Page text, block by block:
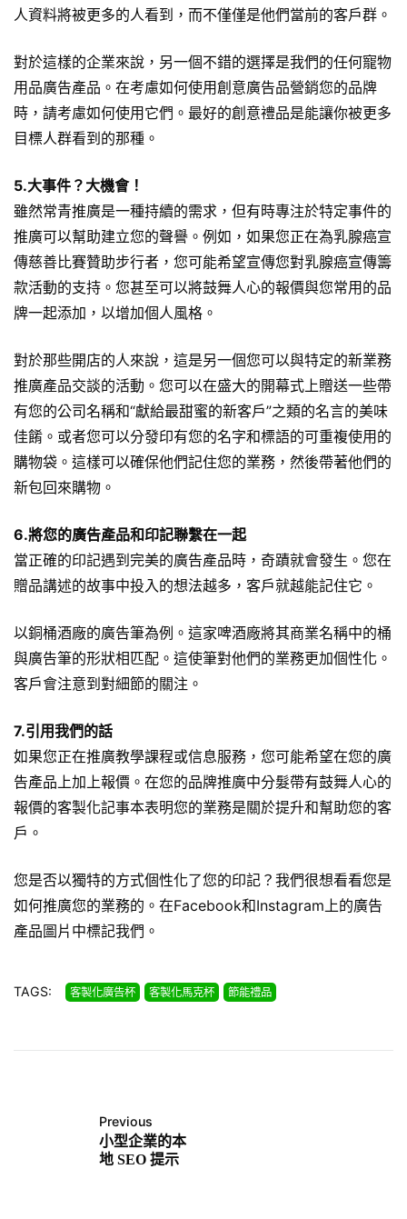
人資料將被更多的人看到，而不僅僅是他們當前的客戶群。
對於這樣的企業來說，另一個不錯的選擇是我們的任何寵物
用品廣告產品。在考慮如何使用創意廣告品營銷您的品牌
時，請考慮如何使用它們。最好的創意禮品是能讓你被更多
目標人群看到的那種。
5.大事件？大機會！
雖然常青推廣是一種持續的需求，但有時專注於特定事件的
推廣可以幫助建立您的聲譽。例如，如果您正在為乳腺癌宣
傳慈善比賽贊助步行者，您可能希望宣傳您對乳腺癌宣傳籌
款活動的支持。您甚至可以將鼓舞人心的報價與您常用的品
牌一起添加，以增加個人風格。
對於那些開店的人來說，這是另一個您可以與特定的新業務
推廣產品交談的活動。您可以在盛大的開幕式上贈送一些帶
有您的公司名稱和“獻給最甜蜜的新客戶”之類的名言的美味
佳餚。或者您可以分發印有您的名字和標語的可重複使用的
購物袋。這樣可以確保他們記住您的業務，然後帶著他們的
新包回來購物。
6.將您的廣告產品和印記聯繫在一起
當正確的印記遇到完美的廣告產品時，奇蹟就會發生。您在
贈品講述的故事中投入的想法越多，客戶就越能記住它。
以銅桶酒廠的廣告筆為例。這家啤酒廠將其商業名稱中的桶
與廣告筆的形狀相匹配。這使筆對他們的業務更加個性化。
客戶會注意到對細節的關注。
7.引用我們的話
如果您正在推廣教學課程或信息服務，您可能希望在您的廣
告產品上加上報價。在您的品牌推廣中分髮帶有鼓舞人心的
報價的客製化記事本表明您的業務是關於提升和幫助您的客
戶。
您是否以獨特的方式個性化了您的印記？我們很想看看您是
如何推廣您的業務的。在Facebook和Instagram上的廣告
產品圖片中標記我們。
TAGS: 客製化廣告杯 客製化馬克杯 節能禮品
Previous
小型企業的本
地 SEO 提示